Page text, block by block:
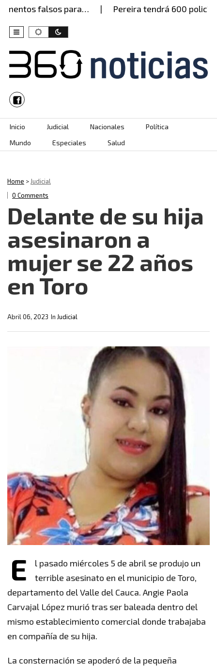
falsos para… Pereira tendrá 600 policías
Skip to content
Inicio Judicial Nacionales
Política
Mundo
Especiales Salud
Home >Judicial
0 Comments
Delante de su hija
asesinaron a
mujer se 22 años
en Toro
In Judicial
Abril 06, 2023
E
l pasado miércoles 5 de abril se produjo un
terrible asesinato en el municipio de Toro,
departamento del Valle del Cauca. Angie Paola
Carvajal López murió tras ser baleada dentro del
mismo establecimiento comercial donde trabajaba
en compañía de su hija.
La consternación se apoderó de la pequeña